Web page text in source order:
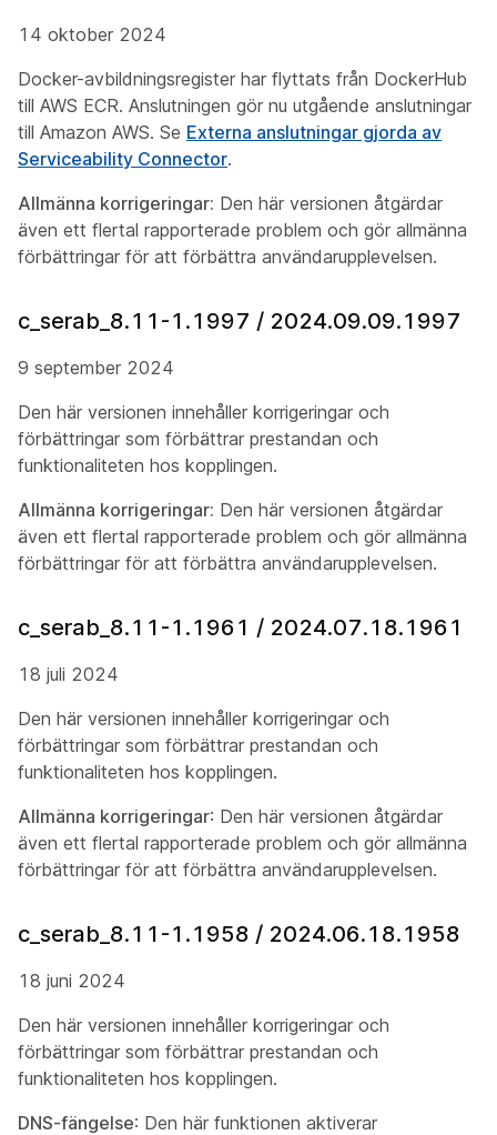
14 oktober 2024
Docker-avbildningsregister har flyttats från DockerHub
till AWS ECR. Anslutningen gör nu utgående anslutningar
till Amazon AWS. Se Externa anslutningar gjorda av
Serviceability Connector.
Allmänna korrigeringar: Den här versionen åtgärdar
även ett flertal rapporterade problem och gör allmänna
förbättringar för att förbättra användarupplevelsen.
c_serab_8.11-1.1997 / 2024.09.09.1997
9 september 2024
Den här versionen innehåller korrigeringar och
förbättringar som förbättrar prestandan och
funktionaliteten hos kopplingen.
Allmänna korrigeringar: Den här versionen åtgärdar
även ett flertal rapporterade problem och gör allmänna
förbättringar för att förbättra användarupplevelsen.
c_serab_8.11-1.1961 / 2024.07.18.1961
18 juli 2024
Den här versionen innehåller korrigeringar och
förbättringar som förbättrar prestandan och
funktionaliteten hos kopplingen.
Allmänna korrigeringar: Den här versionen åtgärdar
även ett flertal rapporterade problem och gör allmänna
förbättringar för att förbättra användarupplevelsen.
c_serab_8.11-1.1958 / 2024.06.18.1958
18 juni 2024
Den här versionen innehåller korrigeringar och
förbättringar som förbättrar prestandan och
funktionaliteten hos kopplingen.
DNS-fängelse: Den här funktionen aktiverar